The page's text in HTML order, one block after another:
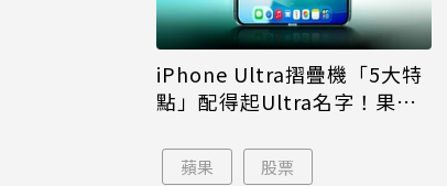
iPhone Ultra摺疊機「5大特
點」配得起Ultra名字！果粉
蘋果 股票